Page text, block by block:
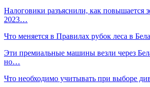
Налоговики разъяснили, как повышается
2023…
Что меняется в Правилах рубок леса в
Эти премиальные машины везли через
но…
Что необходимо учитывать при выборе